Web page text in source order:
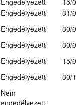
Engedélyezett
31/
Engedélyezett
30/
Engedélyezett
30/
Engedélyezett
15/
Engedélyezett
30/
Nem